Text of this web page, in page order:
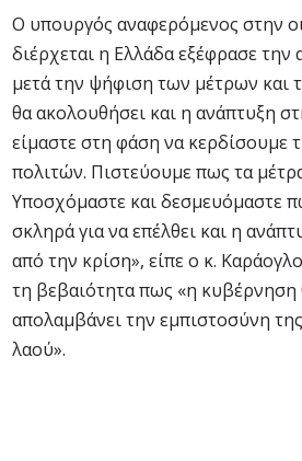
Ο υπουργός αναφερόμενος στην
διέρχεται η Ελλάδα εξέφρασε την
μετά την ψήφιση των μέτρων και
θα ακολουθήσει και η ανάπτυξη
είμαστε στη φάση να κερδίσουμε
πολιτών. Πιστεύουμε πως τα
Υποσχόμαστε και δεσμευόμαστε
σκληρά για να επέλθει και η
από την κρίση», είπε ο κ.
τη βεβαιότητα πως «η κυβέρνηση
απολαμβάνει την εμπιστοσύνη
λαού».